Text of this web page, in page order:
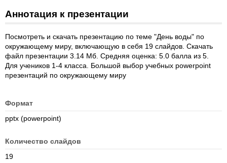
Аннотация к презентации
Посмотреть и скачать презентацию по теме "День воды" по
окружающему миру, включающую в себя 19 слайдов. Скачать
файл презентации 3.14 Мб. Средняя оценка: 5.0 балла из 5.
Для учеников 1-4 класса. Большой выбор учебных powerpoint
презентаций по окружающему миру
Формат
pptx (powerpoint)
Количество слайдов
19